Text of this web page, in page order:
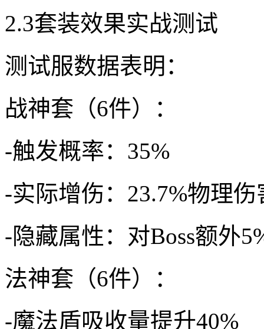
2.3套装效果实战测试
测试服数据表明：
战神套（6件）：
-触发概率：35%
-实际增伤：23.7%物理伤
-隐藏属性：对Boss额外
法神套（6件）：
-魔法盾吸收量提升40%